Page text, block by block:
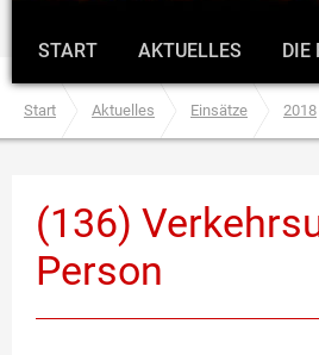
START AKTUELLES DIE
Start Aktuelles Einsätze 2018
(136)
Person